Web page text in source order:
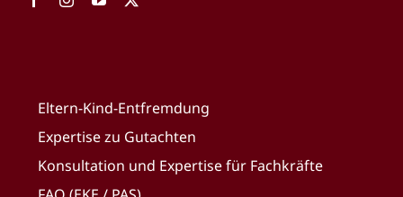
Eltern-Kind-Entfremdung
Expertise zu Gutachten
Konsultation und Expertise für Fachkräfte